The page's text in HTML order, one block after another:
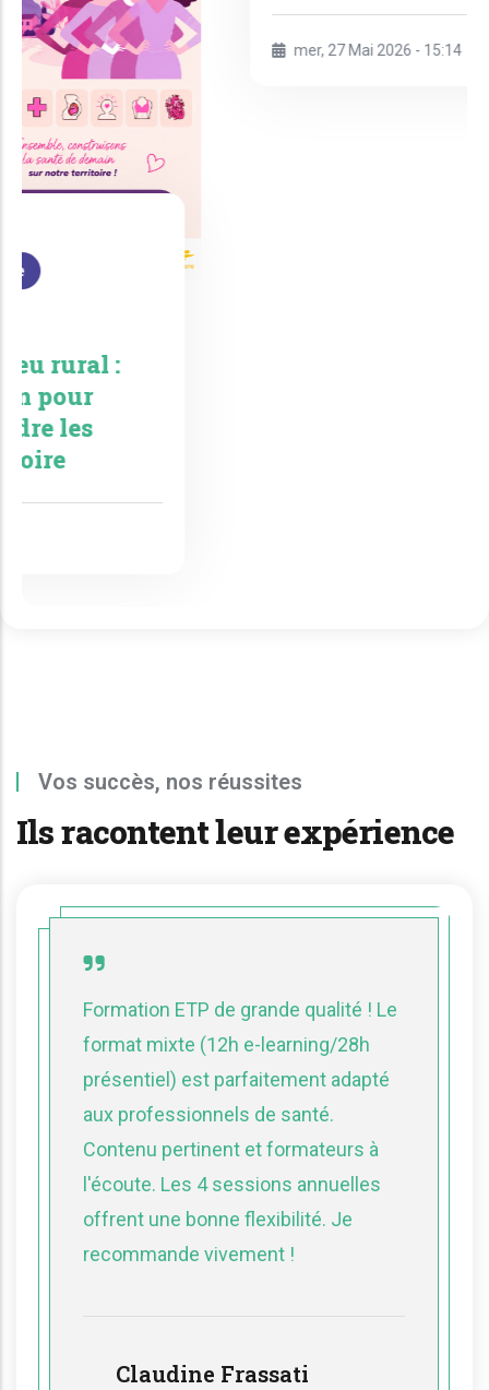
Actualités en région
Promotion Santé Corse
lance son Pool Régional de
Formateurs
mer, 27 Mai 2026 - 15:14
Vos succès, nos réussites
Ils racontent leur expérience
Formation ETP de grande qualité ! Le
format mixte (12h e-learning/28h
présentiel) est parfaitement adapté
aux professionnels de santé.
Contenu pertinent et formateurs à
l'écoute. Les 4 sessions annuelles
offrent une bonne flexibilité. Je
recommande vivement !
Claudine Frassati